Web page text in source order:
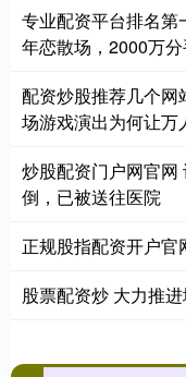
专业配资平台排名
年恋散场，2000万
配资炒股推荐几个网
场游戏演出为何让万
炒股配资门户网官网
倒，已被送往医院
正规股指配资开户
股票配资炒 大力推